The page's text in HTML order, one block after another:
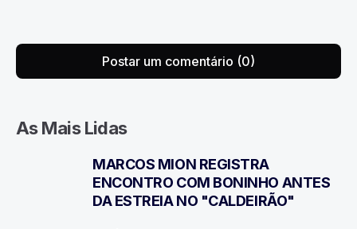
Postar um comentário (0)
As Mais Lidas
MARCOS MION REGISTRA
ENCONTRO COM BONINHO ANTES
DA ESTREIA NO "CALDEIRÃO"